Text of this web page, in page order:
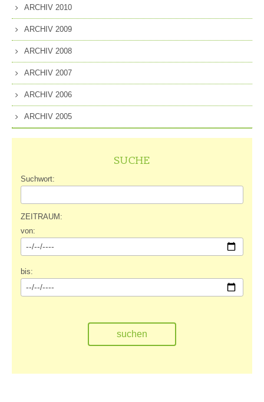
ARCHIV 2010
ARCHIV 2009
ARCHIV 2008
ARCHIV 2007
ARCHIV 2006
ARCHIV 2005
SUCHE
Suchwort:
ZEITRAUM:
von:
bis: